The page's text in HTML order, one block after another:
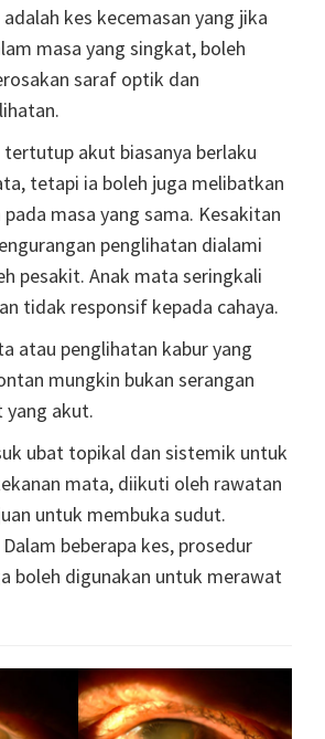
kes kecemasan yang jika
masa yang singkat, boleh
saraf optik dan
akut biasanya berlaku
tetapi ia boleh juga melibatkan
masa yang sama. Kesakitan
penglihatan dialami
pesakit. Anak mata seringkali
tidak responsif kepada cahaya.
atau penglihatan kabur yang
mungkin bukan serangan
yang akut.
ubat topikal dan sistemik untuk
mata, diikuti oleh rawatan
untuk membuka sudut.
Dalam beberapa kes, prosedur
boleh digunakan untuk merawat